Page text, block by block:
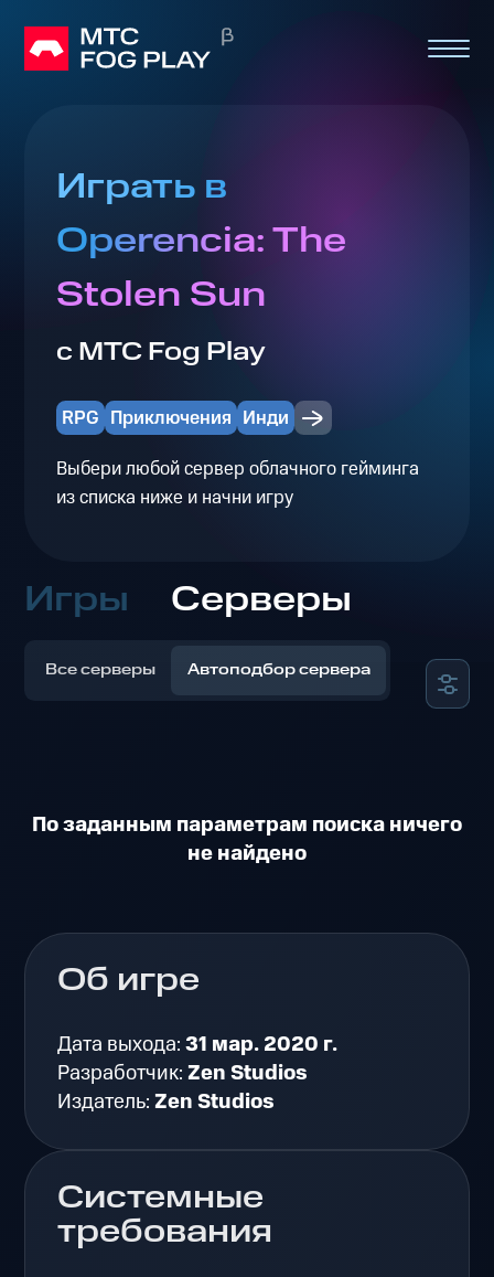
Играть в
Operencia: The
Stolen Sun
с МТС Fog Play
RPG Приключения Инди
Выбери любой сервер облачного гейминга
из списка ниже и начни игру
Игры Серверы
Все серверы Автоподбор сервера
По заданным параметрам поиска ничего
не найдено
Об игре
Дата выхода:31 мар. 2020 г.
Разработчик:Zen Studios
Издатель:Zen Studios
Системные
требования